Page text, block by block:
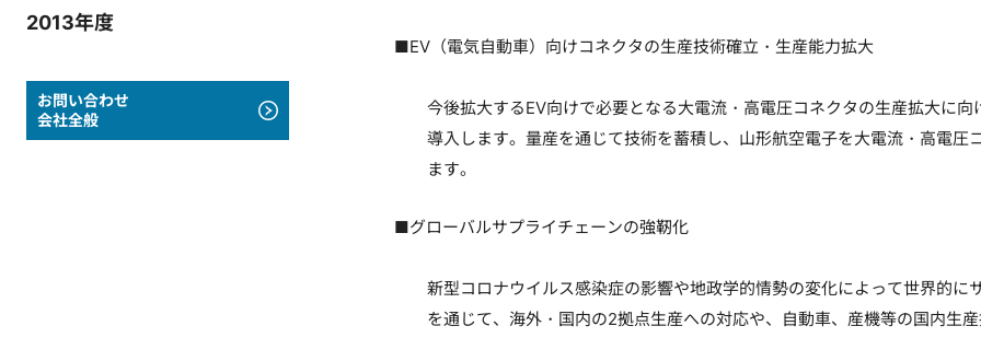
2013年度
お問い合わせ
会社全般
■EV（電気自動車）向けコネクタの生産技術確立・生産能力拡大
今後拡大するEV向けで必要となる大電流・高電圧コネクタの生産拡大に
導入します。量産を通じて技術を蓄積し、山形航空電子を大電流・高電
ます。
■グローバルサプライチェーンの強靭化
新型コロナウイルス感染症の影響や地政学的情勢の変化によって世界的
を通じて、海外・国内の2拠点生産への対応や、自動車、産機等の国内生